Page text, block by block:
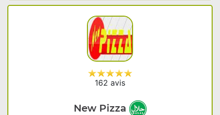
162 avis
New Pizza